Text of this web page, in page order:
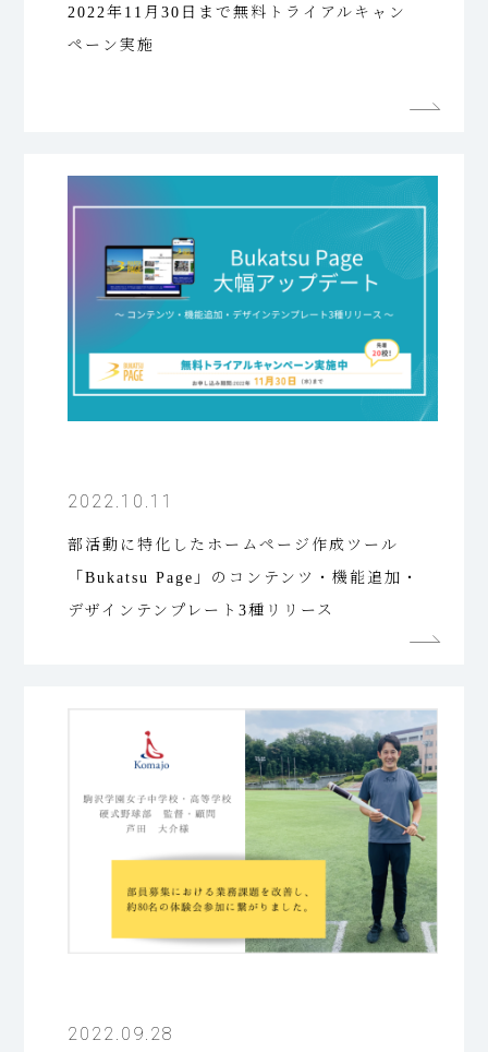
2022年11月30日まで無料トライアルキャン
ペーン実施
2022.10.11
部活動に特化したホームページ作成ツール
「Bukatsu Page」のコンテンツ・機能追加・
デザインテンプレート3種リリース
2022.09.28